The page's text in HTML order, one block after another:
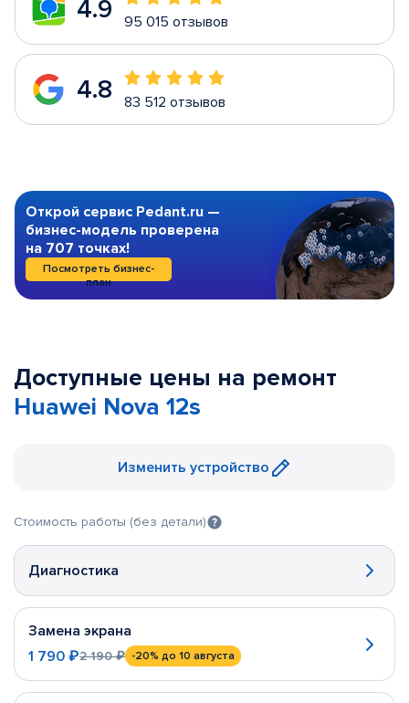
4.9 95 015 отзывов
4.8 83 512 отзывов
Открой сервис Pedant.ru —
бизнес-модель проверена
на 707 точках!
Посмотреть бизнес-
план
Доступные цены на ремонт
Huawei Nova 12s
Изменить устройство
Стоимость работы (без детали)
Диагностика
Замена экрана
1 790 ₽2 190 ₽ -20% до 10 августа